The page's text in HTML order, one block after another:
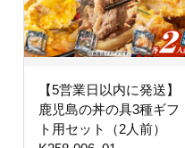
【5営業日以内に発送】
鹿児島の丼の具3種ギフ
ト用セット（2人前）